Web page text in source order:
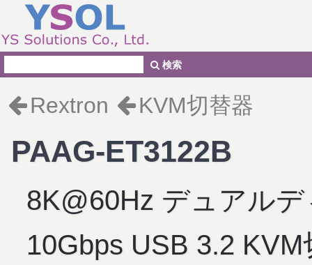
Rextron KVM切替器
PAAG-ET3122B
8K@60Hz デュアル
10Gbps USB 3.2 KVM
検索